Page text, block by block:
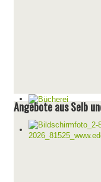
Angebote aus Selb